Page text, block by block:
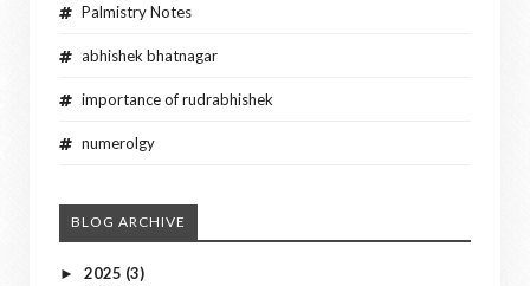
Palmistry Notes
abhishek bhatnagar
importance of rudrabhishek
numerolgy
BLOG ARCHIVE
► 2025 (3)